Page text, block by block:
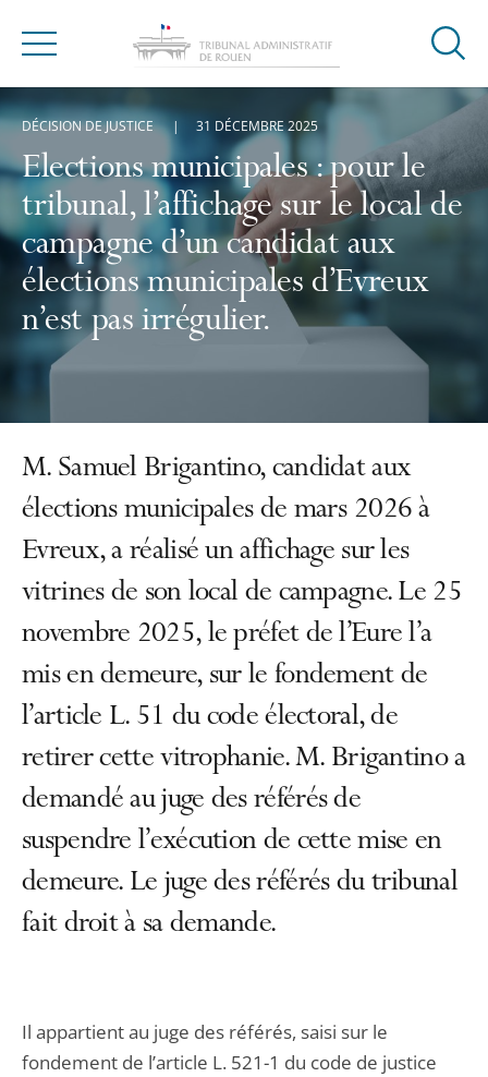
Menu
Ouvrir
Elections municipales : pour le
tribunal, l’affichage sur le local de
campagne d’un candidat aux
élections municipales d’Evreux
n’est pas irrégulier.
DÉCISION DE JUSTICE 31 DÉCEMBRE 2025
M. Samuel Brigantino, candidat aux
élections municipales de mars 2026 à
Evreux, a réalisé un affichage sur les
vitrines de son local de campagne. Le 25
novembre 2025, le préfet de l’Eure l’a
mis en demeure, sur le fondement de
l’article L. 51 du code électoral, de
retirer cette vitrophanie. M. Brigantino a
demandé au juge des référés de
suspendre l’exécution de cette mise en
demeure. Le juge des référés du tribunal
fait droit à sa demande.
Il appartient au juge des référés, saisi sur le
fondement de l’article L. 521-1 du code de justice